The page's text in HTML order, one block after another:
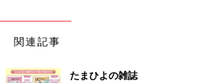
関連記事
たまひよの雑誌